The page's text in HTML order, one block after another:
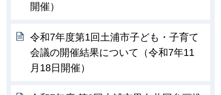
開催）
令和7年度第1回土浦市子ども・子育て
会議の開催結果について（令和7年11
月18日開催）